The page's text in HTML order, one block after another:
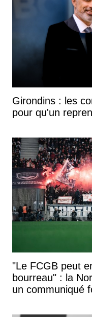
Girondins : les
pour qu'un
"Le FCGB peut
bourreau" : la
un communiqué